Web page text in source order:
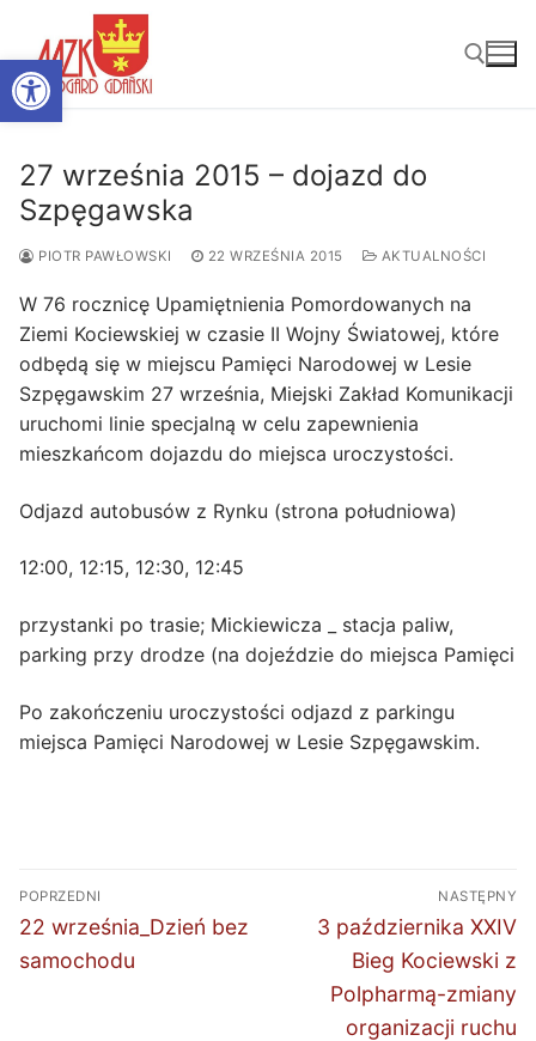
Otwórz pasek narzędzi
treści
27 września 2015 – dojazd do
Szpęgawska
PIOTR PAWŁOWSKI 22 WRZEŚNIA 2015 AKTUALNOŚCI
W 76 rocznicę Upamiętnienia Pomordowanych na
Ziemi Kociewskiej w czasie II Wojny Światowej, które
odbędą się w miejscu Pamięci Narodowej w Lesie
Szpęgawskim 27 września, Miejski Zakład Komunikacji
uruchomi linie specjalną w celu zapewnienia
mieszkańcom dojazdu do miejsca uroczystości.
Odjazd autobusów z Rynku (strona południowa)
12:00, 12:15, 12:30, 12:45
przystanki po trasie; Mickiewicza _ stacja paliw,
parking przy drodze (na dojeździe do miejsca Pamięci
Po zakończeniu uroczystości odjazd z parkingu
miejsca Pamięci Narodowej w Lesie Szpęgawskim.
Nawigacja
wpisu
POPRZEDNI
Poprzedni
wpis:
22 września_Dzień bez
samochodu
NASTĘPNY
Następny
wpis:
3 października XXIV
Bieg Kociewski z
Polpharmą-zmiany
organizacji ruchu